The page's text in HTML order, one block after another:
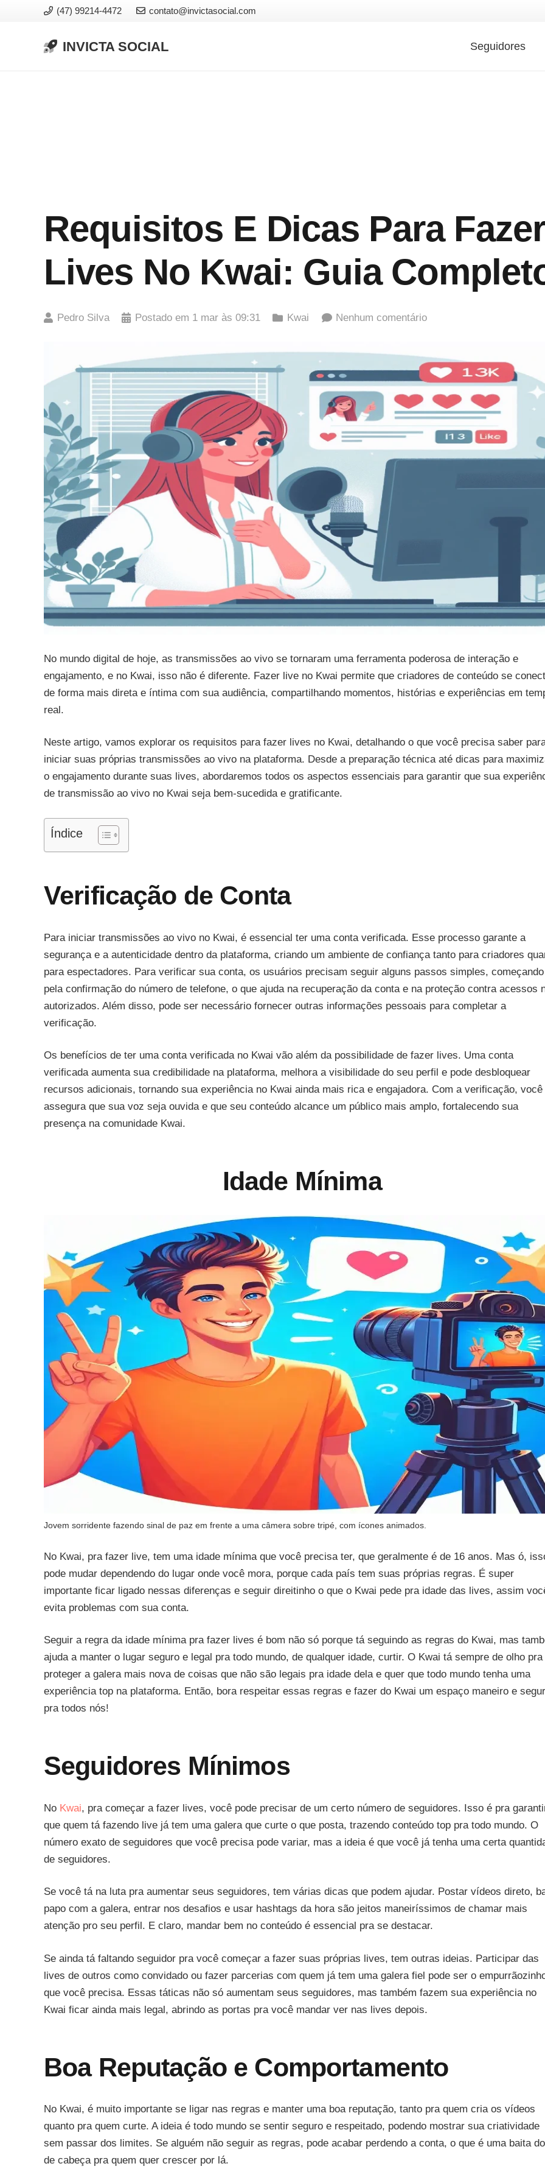
(47) 99214-4472 contato@invictasocial.com
INVICTA SOCIAL Seguidores
Requisitos E Dicas Para Fazer
Lives No Kwai: Guia
Pedro Silva Postado em 1 mar às 09:31 Kwai Nenhum comentário
No mundo digital de hoje, as transmissões ao vivo se tornaram uma ferramenta poderosa de interação e
engajamento, e no Kwai, isso não é diferente. Fazer live no Kwai permite que criadores de conteúdo se
de forma mais direta e íntima com sua audiência, compartilhando momentos, histórias e experiências em
real.
Neste artigo, vamos explorar os requisitos para fazer lives no Kwai, detalhando o que você precisa saber
iniciar suas próprias transmissões ao vivo na plataforma. Desde a preparação técnica até dicas para
o engajamento durante suas lives, abordaremos todos os aspectos essenciais para garantir que sua
de transmissão ao vivo no Kwai seja bem-sucedida e gratificante.
Índice
Verificação de Conta
Para iniciar transmissões ao vivo no Kwai, é essencial ter uma conta verificada. Esse processo garante a
segurança e a autenticidade dentro da plataforma, criando um ambiente de confiança tanto para criadores
para espectadores. Para verificar sua conta, os usuários precisam seguir alguns passos simples, começando
pela confirmação do número de telefone, o que ajuda na recuperação da conta e na proteção contra acessos
autorizados. Além disso, pode ser necessário fornecer outras informações pessoais para completar a
verificação.
Os benefícios de ter uma conta verificada no Kwai vão além da possibilidade de fazer lives. Uma conta
verificada aumenta sua credibilidade na plataforma, melhora a visibilidade do seu perfil e pode desbloquear
recursos adicionais, tornando sua experiência no Kwai ainda mais rica e engajadora. Com a verificação, você
assegura que sua voz seja ouvida e que seu conteúdo alcance um público mais amplo, fortalecendo sua
presença na comunidade Kwai.
Idade Mínima
Jovem sorridente fazendo sinal de paz em frente a uma câmera sobre tripé, com ícones animados.
No Kwai, pra fazer live, tem uma idade mínima que você precisa ter, que geralmente é de 16 anos. Mas ó,
pode mudar dependendo do lugar onde você mora, porque cada país tem suas próprias regras. É super
importante ficar ligado nessas diferenças e seguir direitinho o que o Kwai pede pra idade das lives, assim
evita problemas com sua conta.
Seguir a regra da idade mínima pra fazer lives é bom não só porque tá seguindo as regras do Kwai, mas
ajuda a manter o lugar seguro e legal pra todo mundo, de qualquer idade, curtir. O Kwai tá sempre de olho pra
proteger a galera mais nova de coisas que não são legais pra idade dela e quer que todo mundo tenha uma
experiência top na plataforma. Então, bora respeitar essas regras e fazer do Kwai um espaço maneiro e
pra todos nós!
Seguidores Mínimos
No Kwai, pra começar a fazer lives, você pode precisar de um certo número de seguidores. Isso é pra
que quem tá fazendo live já tem uma galera que curte o que posta, trazendo conteúdo top pra todo mundo. O
número exato de seguidores que você precisa pode variar, mas a ideia é que você já tenha uma certa
de seguidores.
Se você tá na luta pra aumentar seus seguidores, tem várias dicas que podem ajudar. Postar vídeos direto,
papo com a galera, entrar nos desafios e usar hashtags da hora são jeitos maneiríssimos de chamar mais
atenção pro seu perfil. E claro, mandar bem no conteúdo é essencial pra se destacar.
Se ainda tá faltando seguidor pra você começar a fazer suas próprias lives, tem outras ideias. Participar das
lives de outros como convidado ou fazer parcerias com quem já tem uma galera fiel pode ser o
que você precisa. Essas táticas não só aumentam seus seguidores, mas também fazem sua experiência no
Kwai ficar ainda mais legal, abrindo as portas pra você mandar ver nas lives depois.
Boa Reputação e Comportamento
No Kwai, é muito importante se ligar nas regras e manter uma boa reputação, tanto pra quem cria os vídeos
quanto pra quem curte. A ideia é todo mundo se sentir seguro e respeitado, podendo mostrar sua criatividade
sem passar dos limites. Se alguém não seguir as regras, pode acabar perdendo a conta, o que é uma baita
de cabeça pra quem quer crescer por lá.